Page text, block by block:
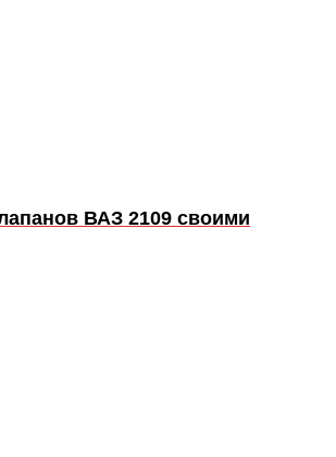
ВАЗ 2109 своими